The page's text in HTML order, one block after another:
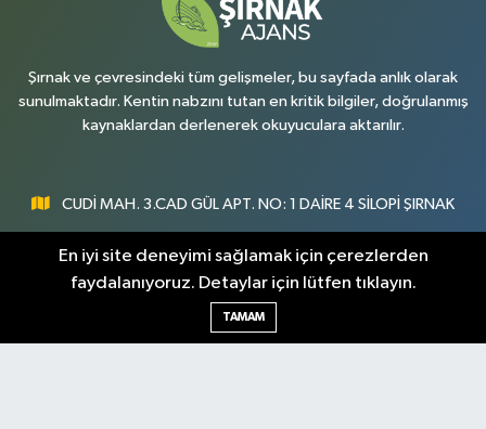
Şırnak ve çevresindeki tüm gelişmeler, bu sayfada anlık olarak
sunulmaktadır. Kentin nabzını tutan en kritik bilgiler, doğrulanmış
kaynaklardan derlenerek okuyuculara aktarılır.
CUDİ MAH. 3.CAD GÜL APT. NO: 1 DAİRE 4 SİLOPİ ŞIRNAK
0547 300 73 73
[email protected]
En iyi site deneyimi sağlamak için çerezlerden
faydalanıyoruz. Detaylar için lütfen tıklayın.
TAMAM